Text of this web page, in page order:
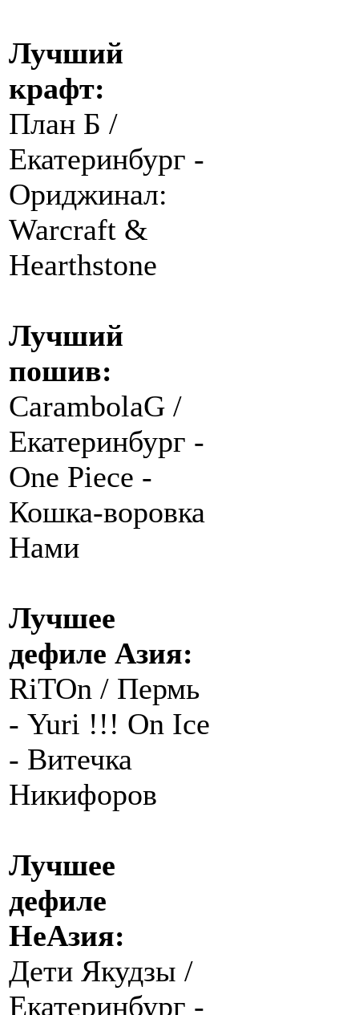
Лучший
крафт:
План Б /
Екатеринбург -
Ориджинал:
Warcraft &
Hearthstone
Лучший
пошив:
CarambolaG /
Екатеринбург -
One Piece -
Кошка-воровка
Нами
Лучшее
дефиле Азия:
RiTOn / Пермь
- Yuri !!! On Ice
- Витечка
Никифоров
Лучшее
дефиле
НеАзия:
Дети Якудзы /
Екатеринбург -